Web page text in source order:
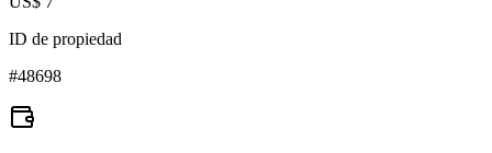
ID de propiedad
#48698